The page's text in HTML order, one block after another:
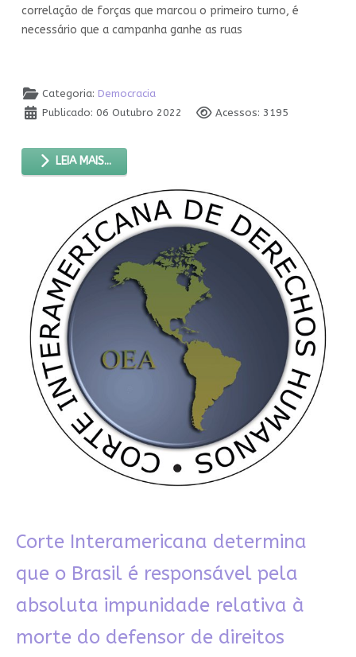
correlação de forças que marcou o primeiro turno, é
necessário que a campanha ganhe as ruas
Categoria: Democracia
Publicado: 06 Outubro 2022
Acessos: 3195
LEIA MAIS...
Corte Interamericana determina
que o Brasil é responsável pela
absoluta impunidade relativa à
morte do defensor de direitos